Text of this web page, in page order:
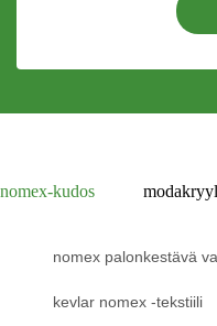
nomex-kudos
nomex palonkestävä
kevlar nomex -tekstiili